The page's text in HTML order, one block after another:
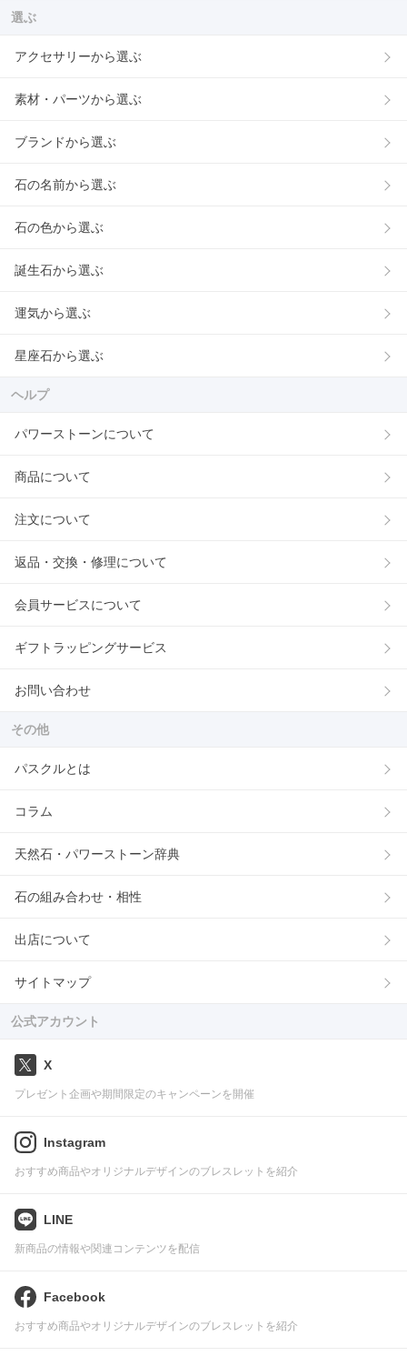
選ぶ
アクセサリーから選ぶ
素材・パーツから選ぶ
ブランドから選ぶ
石の名前から選ぶ
石の色から選ぶ
誕生石から選ぶ
運気から選ぶ
星座石から選ぶ
ヘルプ
パワーストーンについて
商品について
注文について
返品・交換・修理について
会員サービスについて
ギフトラッピングサービス
お問い合わせ
その他
パスクルとは
コラム
天然石・パワーストーン辞典
石の組み合わせ・相性
出店について
サイトマップ
公式アカウント
X
プレゼント企画や期間限定のキャンペーンを開催
Instagram
おすすめ商品やオリジナルデザインのブレスレットを紹介
LINE
新商品の情報や関連コンテンツを配信
Facebook
おすすめ商品やオリジナルデザインのブレスレットを紹介